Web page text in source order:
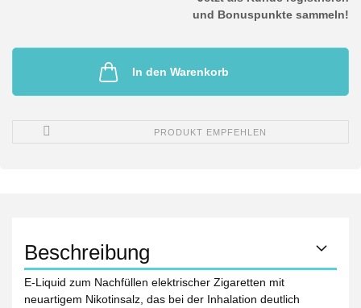
und Bonuspunkte sammeln!
In den Warenkorb
PRODUKT EMPFEHLEN
Beschreibung
E-Liquid zum Nachfüllen elektrischer Zigaretten mit
neuartigem Nikotinsalz, das bei der Inhalation deutlich